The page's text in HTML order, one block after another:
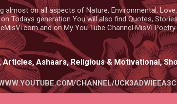
on all aspects of Nature, Environmental,
Todays generation You will also find Quotes,
and on My You Tube Channel MisVi
Ashaars, Religious & Motivational,
CHANNEL/